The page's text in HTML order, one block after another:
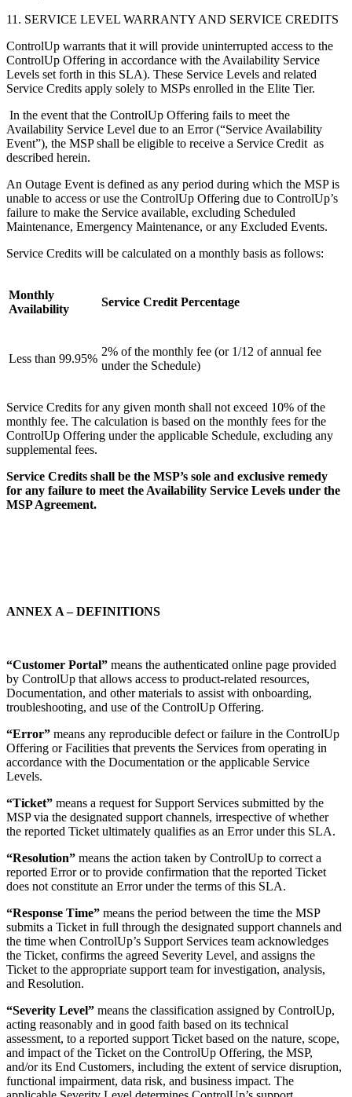
11. SERVICE LEVEL WARRANTY AND SERVICE CREDITS
ControlUp warrants that it will provide uninterrupted access to the
ControlUp Offering in accordance with the Availability Service
Levels set forth in this SLA). These Service Levels and related
Service Credits apply solely to MSPs enrolled in the Elite Tier.
In the event that the ControlUp Offering fails to meet the
Availability Service Level due to an Error (“Service Availability
Event”), the MSP shall be eligible to receive a Service Credit as
described herein.
An Outage Event is defined as any period during which the MSP is
unable to access or use the ControlUp Offering due to ControlUp’s
failure to make the Service available, excluding Scheduled
Maintenance, Emergency Maintenance, or any Excluded Events.
Service Credits will be calculated on a monthly basis as follows:
Monthly
Availability
Service Credit Percentage
Less than 99.95%
2% of the monthly fee (or 1/12 of annual fee
under the Schedule)
Service Credits for any given month shall not exceed 10% of the
monthly fee. The calculation is based on the monthly fees for the
ControlUp Offering under the applicable Schedule, excluding any
supplemental fees.
Service Credits shall be the MSP’s sole and exclusive remedy
for any failure to meet the Availability Service Levels under the
MSP Agreement.
ANNEX A – DEFINITIONS
“Customer Portal” means the authenticated online page provided
by ControlUp that allows access to product-related resources,
Documentation, and other materials to assist with onboarding,
troubleshooting, and use of the ControlUp Offering.
“Error” means any reproducible defect or failure in the ControlUp
Offering or Facilities that prevents the Services from operating in
accordance with the Documentation or the applicable Service
Levels.
“Ticket” means a request for Support Services submitted by the
MSP via the designated support channels, irrespective of whether
the reported Ticket ultimately qualifies as an Error under this SLA.
“Resolution” means the action taken by ControlUp to correct a
reported Error or to provide confirmation that the reported Ticket
does not constitute an Error under the terms of this SLA.
“Response Time” means the period between the time the MSP
submits a Ticket in full through the designated support channels and
the time when ControlUp’s Support Services team acknowledges
the Ticket, confirms the agreed Severity Level, and assigns the
Ticket to the appropriate support team for investigation, analysis,
and Resolution.
“Severity Level” means the classification assigned by ControlUp,
acting reasonably and in good faith based on its technical
assessment, to a reported support Ticket based on the nature, scope,
and impact of the Ticket on the ControlUp Offering, the MSP,
and/or its End Customers, including the extent of service disruption,
functional impairment, data risk, and business impact. The